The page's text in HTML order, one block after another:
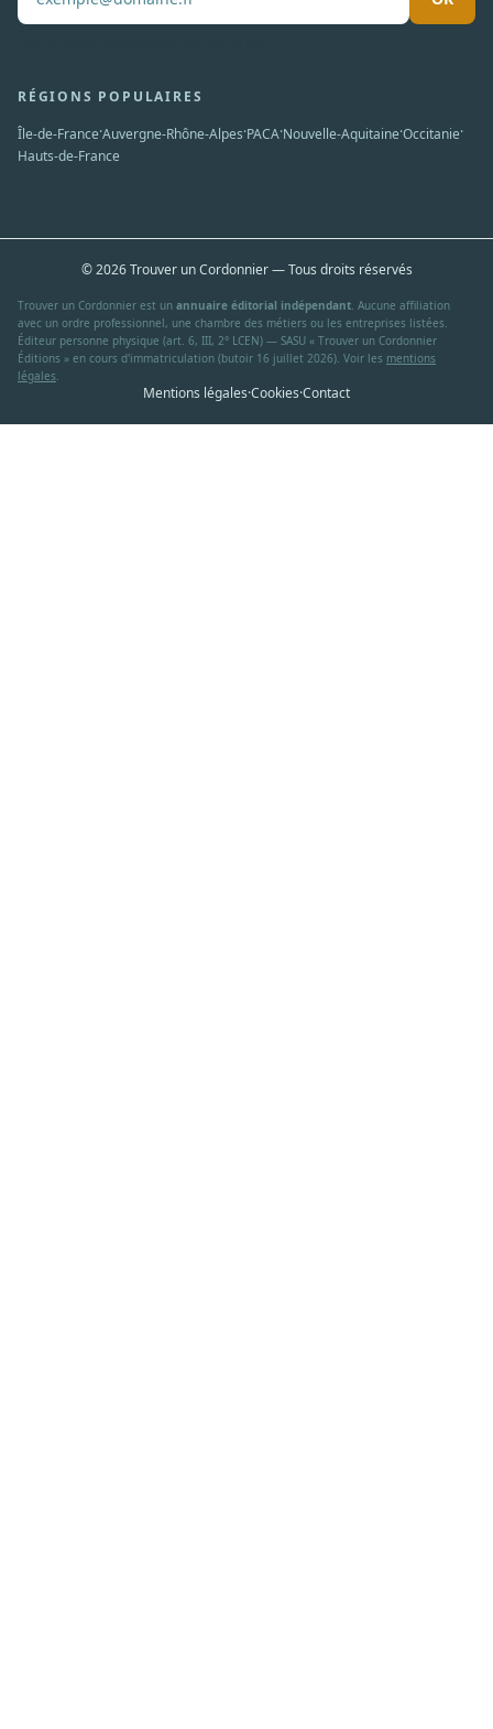
RÉGIONS POPULAIRES
Île-de-France·Auvergne-Rhône-Alpes·PACA·Nouvelle-Aquitaine·Occitanie·
Hauts-de-France
© 2026 Trouver un Cordonnier — Tous droits réservés
Trouver un Cordonnier est un annuaire éditorial indépendant. Aucune affiliation
avec un ordre professionnel, une chambre des métiers ou les entreprises listées.
Éditeur personne physique (art. 6, III, 2° LCEN) — SASU « Trouver un Cordonnier
Éditions » en cours d'immatriculation (butoir 16 juillet 2026). Voir les mentions
légales.
Mentions légales·Cookies·Contact